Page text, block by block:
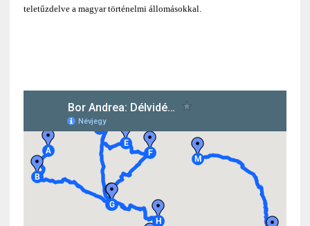
teletűzdelve a magyar történelmi állomásokkal.